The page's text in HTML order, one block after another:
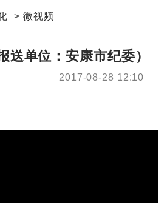
> 微视频
送单位：安康市纪委）
2017-08-28 12:10